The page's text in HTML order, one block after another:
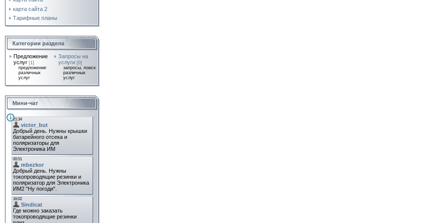
карта сайта 2
Тарифные планы
Категории раздела
Предложение
услуг [1]
предложение
различных
услуг
Запросы на
услуги [0]
запросы, поиск
различных
услуг
Мини-чат